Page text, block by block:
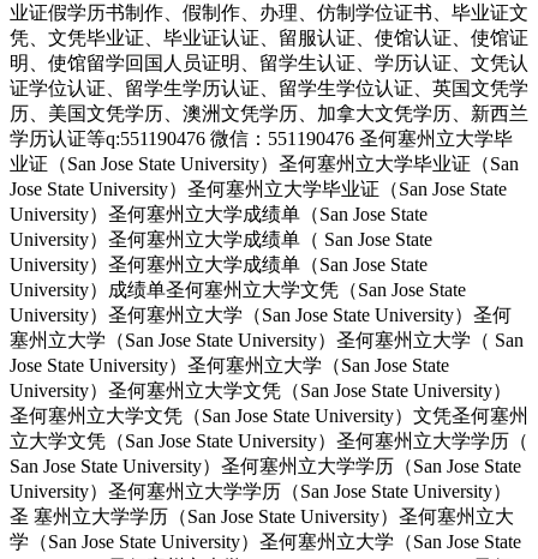
业证假学历书制作、假制作、办理、仿制学位证书、毕业证文
凭、文凭毕业证、毕业证认证、留服认证、使馆认证、使馆证
明、使馆留学回国人员证明、留学生认证、学历认证、文凭认
证学位认证、留学生学历认证、留学生学位认证、英国文凭学
历、美国文凭学历、澳洲文凭学历、加拿大文凭学历、新西兰
学历认证等q:551190476 微信：551190476 圣何塞州立大学毕
业证（San Jose State University）圣何塞州立大学毕业证（San
Jose State University）圣何塞州立大学毕业证（San Jose State
University）圣何塞州立大学成绩单（San Jose State
University）圣何塞州立大学成绩单（ San Jose State
University）圣何塞州立大学成绩单（San Jose State
University）成绩单圣何塞州立大学文凭（San Jose State
University）圣何塞州立大学（San Jose State University）圣何
塞州立大学（San Jose State University）圣何塞州立大学（ San
Jose State University）圣何塞州立大学（San Jose State
University）圣何塞州立大学文凭（San Jose State University）
圣何塞州立大学文凭（San Jose State University）文凭圣何塞州
立大学文凭（San Jose State University）圣何塞州立大学学历（
San Jose State University）圣何塞州立大学学历（San Jose State
University）圣何塞州立大学学历（San Jose State University）
圣 塞州立大学学历（San Jose State University）圣何塞州立大
学（San Jose State University）圣何塞州立大学（San Jose State